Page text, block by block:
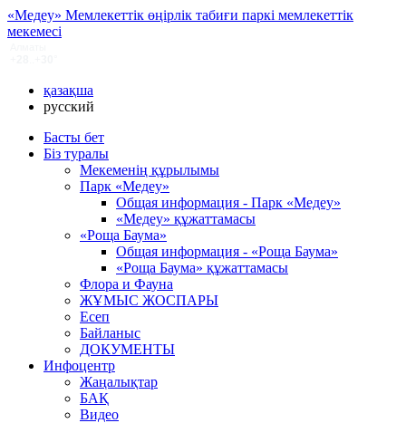
«Медеу» Мемлекеттік өңірлік табиғи паркі мемлекеттік
мекемесі
қазақша
русский
Басты бет
Біз туралы
Мекеменің құрылымы
Парк «Медеу»
Общая информация - Парк «Медеу»
«Медеу» құжаттамасы
«Роща Баума»
Общая информация - «Роща Баума»
«Роща Баума» құжаттамасы
Флора и Фауна
ЖҰМЫС ЖОСПАРЫ
Есеп
Байланыс
ДОКУМЕНТЫ
Инфоцентр
Жаңалықтар
БАҚ
Видео